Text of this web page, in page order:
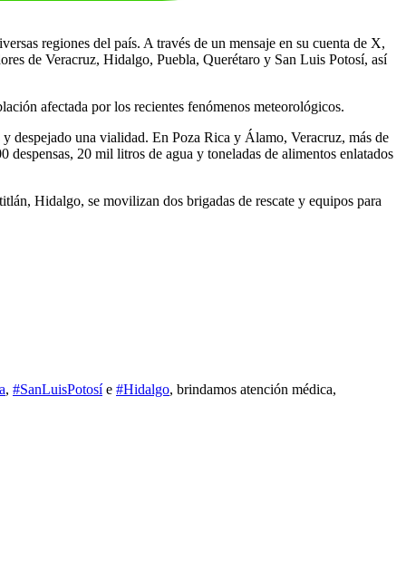
regiones del país. A través de un mensaje en su cuenta de X,
de Veracruz, Hidalgo, Puebla, Querétaro y San Luis Potosí, así
afectada por los recientes fenómenos meteorológicos.
despejado una vialidad. En Poza Rica y Álamo, Veracruz, más de
20 mil litros de agua y toneladas de alimentos enlatados
Hidalgo, se movilizan dos brigadas de rescate y equipos para
, #SanLuisPotosíe #Hidalgo, brindamos atención médica,